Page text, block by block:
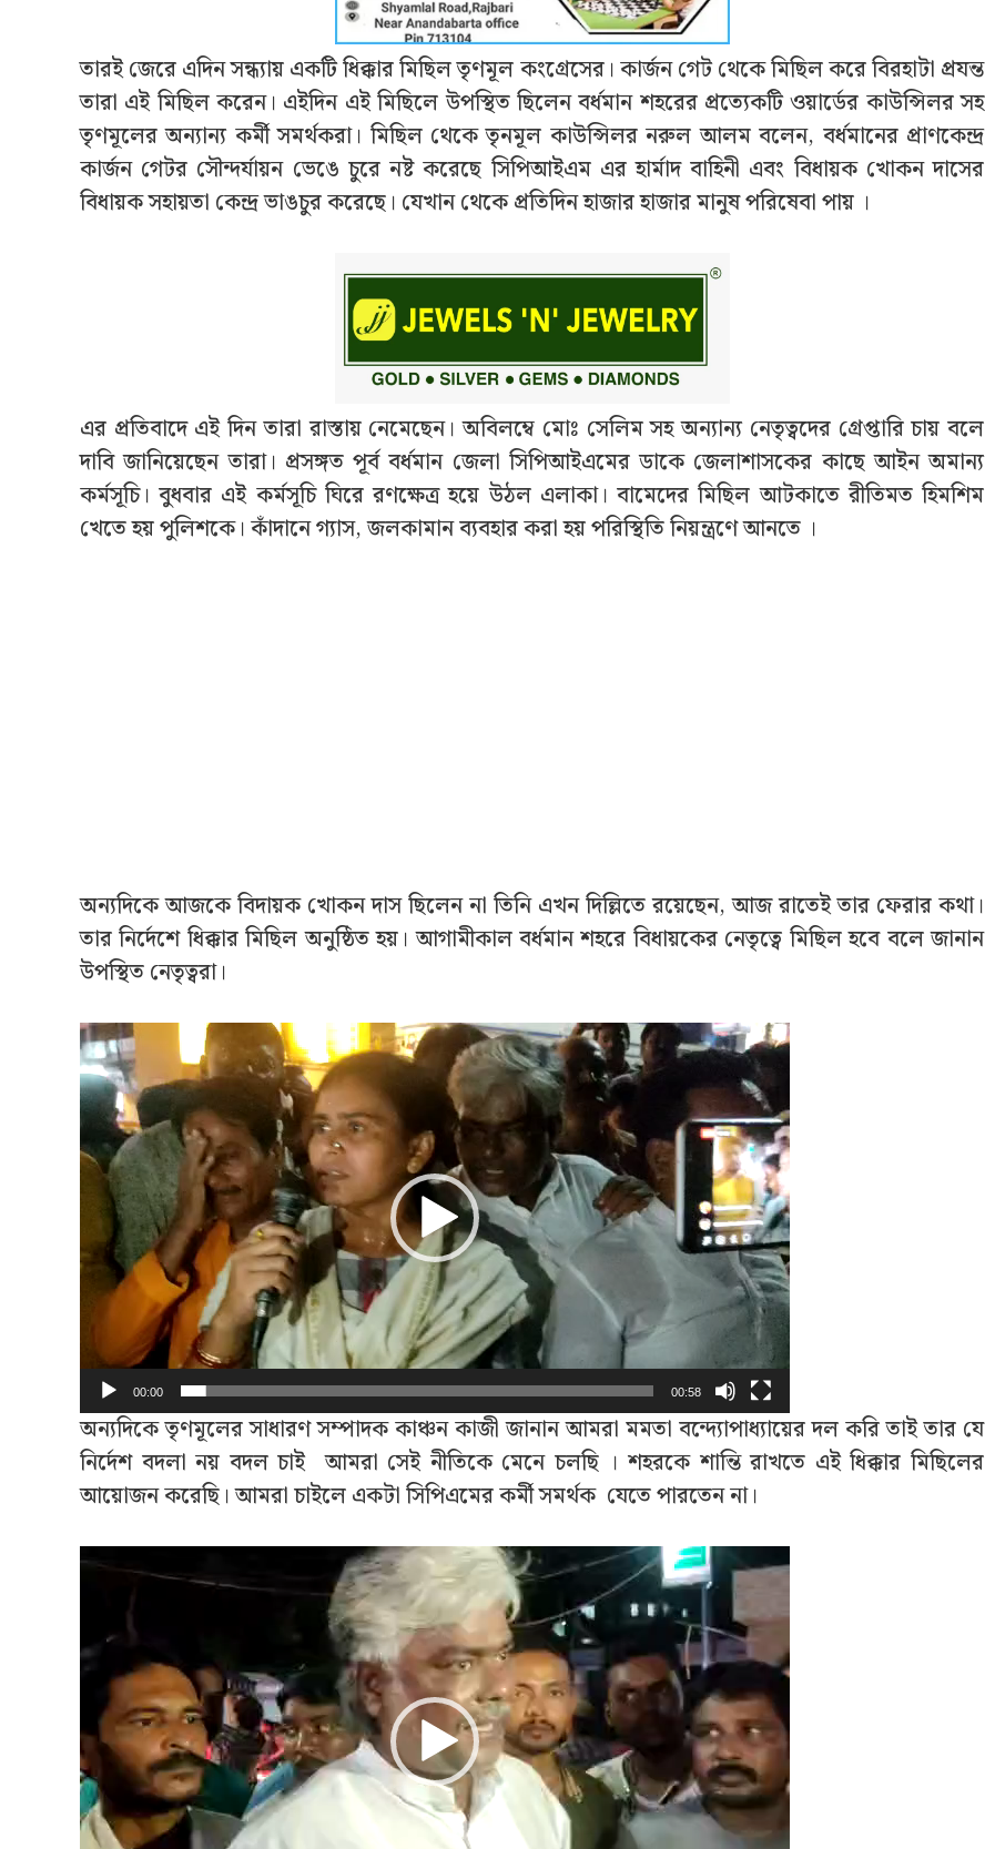
তারই জেরে এদিন সন্ধ্যায় একটি ধিক্কার মিছিল তৃণমূল কংগ্রেসের। কার্জন গেট থেকে মিছিল করে বিরহাটা প্রযন্ত
তারা এই মিছিল করেন। এইদিন এই মিছিলে উপস্থিত ছিলেন বর্ধমান শহরের প্রত্যেকটি ওয়ার্ডের কাউন্সিলর সহ
তৃণমূলের অন্যান্য কর্মী সমর্থকরা। মিছিল থেকে তৃনমূল কাউন্সিলর নরুল আলম বলেন, বর্ধমানের প্রাণকেন্দ্র
কার্জন গেটর সৌন্দর্যায়ন ভেঙে চুরে নষ্ট করেছে সিপিআইএম এর হার্মাদ বাহিনী এবং বিধায়ক খোকন দাসের
বিধায়ক সহায়তা কেন্দ্র ভাঙচুর করেছে। যেখান থেকে প্রতিদিন হাজার হাজার মানুষ পরিষেবা পায় ।
এর প্রতিবাদে এই দিন তারা রাস্তায় নেমেছেন। অবিলম্বে মোঃ সেলিম সহ অন্যান্য নেতৃত্বদের গ্রেপ্তারি চায় বলে
দাবি জানিয়েছেন তারা। প্রসঙ্গত পূর্ব বর্ধমান জেলা সিপিআইএমের ডাকে জেলাশাসকের কাছে আইন অমান্য
কর্মসূচি। বুধবার এই কর্মসূচি ঘিরে রণক্ষেত্র হয়ে উঠল এলাকা। বামেদের মিছিল আটকাতে রীতিমত হিমশিম
খেতে হয় পুলিশকে। কাঁদানে গ্যাস, জলকামান ব্যবহার করা হয় পরিস্থিতি নিয়ন্ত্রণে আনতে ।
অন্যদিকে আজকে বিদায়ক খোকন দাস ছিলেন না তিনি এখন দিল্লিতে রয়েছেন, আজ রাতেই তার ফেরার কথা।
তার নির্দেশে ধিক্কার মিছিল অনুষ্ঠিত হয়। আগামীকাল বর্ধমান শহরে বিধায়কের নেতৃত্বে মিছিল হবে বলে জানান
উপস্থিত নেতৃত্বরা।
Video
Player
00:00 00:58
অন্যদিকে তৃণমূলের সাধারণ সম্পাদক কাঞ্চন কাজী জানান আমরা মমতা বন্দ্যোপাধ্যায়ের দল করি তাই তার যে
নির্দেশ বদলা নয় বদল চাই আমরা সেই নীতিকে মেনে চলছি । শহরকে শান্তি রাখতে এই ধিক্কার মিছিলের
আয়োজন করেছি। আমরা চাইলে একটা সিপিএমের কর্মী সমর্থক যেতে পারতেন না।
Video